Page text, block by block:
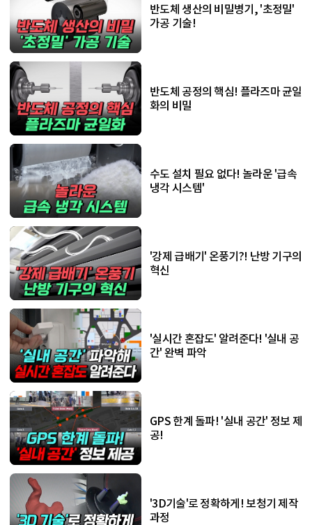
반도체 생산의 비밀병기, '초정밀'
가공 기술!
반도체 공정의 핵심! 플라즈마 균일
화의 비밀
수도 설치 필요 없다! 놀라운 '급속
냉각 시스템'
'강제 급배기' 온풍기?! 난방 기구의
혁신
'실시간 혼잡도' 알려준다! '실내 공
간' 완벽 파악
GPS 한계 돌파! '실내 공간' 정보 제
공!
'3D기술'로 정확하게! 보청기 제작
과정